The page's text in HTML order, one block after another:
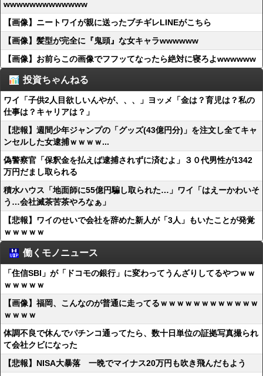
wwwwwwwwwwwww
【画像】ニートワイが親に送ったブチギレLINEがこちら
【画像】髪型が完全に『鬼頭』な女キャラwwwwww
【画像】お前らこの画像でフフッてなったら絶対に寝ろよwwwwww
投資ちゃんねる
ワイ「子供2人目欲しいんやが、、、」ヨッメ「金は？育児は？私の
仕事は？キャリアは？」
【悲報】週間少年ジャンプの「グッズ(43億円分)」を注文し全てキャ
ンセルした女逮捕ｗｗｗｗ...
偽警察官「保釈金を払えば逮捕されずに済むよ」３０代男性が1342
万円だまし取られる
積水ハウス「地面師に55億円騙し取られた…」ワイ「はえーかわいそ
う…会社滅茶苦茶やろなぁ」
【悲報】ワイのせいで会社を辞めた新人が「3人」もいたことが発覚
ｗｗｗｗｗ
働くモノニュース
「住信SBI」が「ドコモの銀行」に変わってうんざりしてるやつｗｗ
ｗｗｗｗｗ
【画像】福岡、こんなのが普通に走ってるｗｗｗｗｗｗｗｗｗｗｗｗ
ｗｗｗｗ
体調不良で休んでパチンコ通ってたら、数十日単位の証拠写真撮られ
て会社クビになった
【悲報】NISA大暴落 一晩でマイナス20万円も吹き飛んだもよう